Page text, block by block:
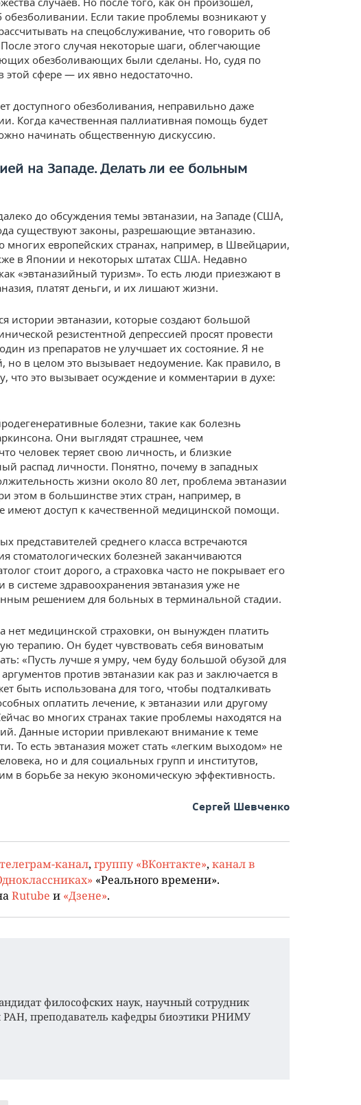
обезболивании. Если такие проблемы возникают у
на спецобслуживание, что говорить об
этого случая некоторые шаги, облегчающие
обезболивающих были сделаны. Но, судя по
этой сфере — их явно недостаточно.
доступного обезболивания, неправильно даже
Когда качественная паллиативная помощь будет
начинать общественную дискуссию.
на Западе. Делать ли ее больным
до обсуждения темы эвтаназии, на Западе (США,
существуют законы, разрешающие эвтаназию.
многих европейских странах, например, в Швейцарии,
в Японии и некоторых штатах США. Недавно
«эвтаназийный туризм». То есть люди приезжают в
платят деньги, и их лишают жизни.
истории эвтаназии, которые создают большой
резистентной депрессией просят провести
из препаратов не улучшает их состояние. Я не
но в целом это вызывает недоумение. Как правило, в
что это вызывает осуждение и комментарии в духе:
болезни, такие как болезнь
Они выглядят страшнее, чем
человек теряет свою личность, и близкие
распад личности. Понятно, почему в западных
жизни около 80 лет, проблема эвтаназии
этом в большинстве этих стран, например, в
имеют доступ к качественной медицинской помощи.
представителей среднего класса встречаются
стоматологических болезней заканчиваются
стоит дорого, а страховка часто не покрывает его
в системе здравоохранения эвтаназия уже не
решением для больных в терминальной стадии.
нет медицинской страховки, он вынужден платить
терапию. Он будет чувствовать себя виноватым
«Пусть лучше я умру, чем буду большой обузой для
против эвтаназии как раз и заключается в
быть использована для того, чтобы подталкивать
оплатить лечение, к эвтаназии или другому
во многих странах такие проблемы находятся на
Данные истории привлекают внимание к теме
То есть эвтаназия может стать «легким выходом» не
но и для социальных групп и институтов,
в борьбе за некую экономическую эффективность.
Сергей Шевченко
телеграм-канал, группу «ВКонтакте», канал в
«Реального времени».
Rutube и «Дзене».
философских наук, научный сотрудник
РАН, преподаватель кафедры биоэтики РНИМУ